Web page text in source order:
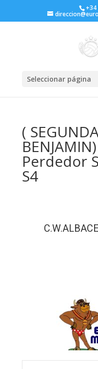
+34
Seleccionar página
(
BENJAMIN)
Perdedor
S4